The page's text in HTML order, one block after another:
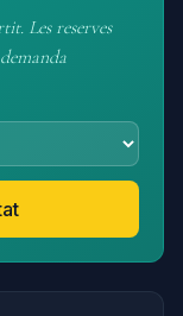
Les reserves